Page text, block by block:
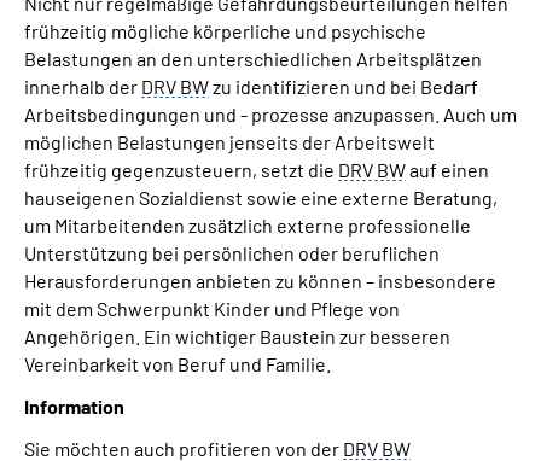
frühzeitig mögliche körperliche und psychische
Belastungen an den unterschiedlichen Arbeitsplätzen
innerhalb der DRV BWzu identifizieren und bei Bedarf
Arbeitsbedingungen und - prozesse anzupassen. Auch um
möglichen Belastungen jenseits der Arbeitswelt
frühzeitig gegenzusteuern, setzt die DRV BWauf einen
hauseigenen Sozialdienst sowie eine externe Beratung,
um Mitarbeitenden zusätzlich externe professionelle
Unterstützung bei persönlichen oder beruflichen
Herausforderungen anbieten zu können – insbesondere
mit dem Schwerpunkt Kinder und Pflege von
Angehörigen. Ein wichtiger Baustein zur besseren
Vereinbarkeit von Beruf und Familie.
Information
Sie möchten auch profitieren von der DRV BW